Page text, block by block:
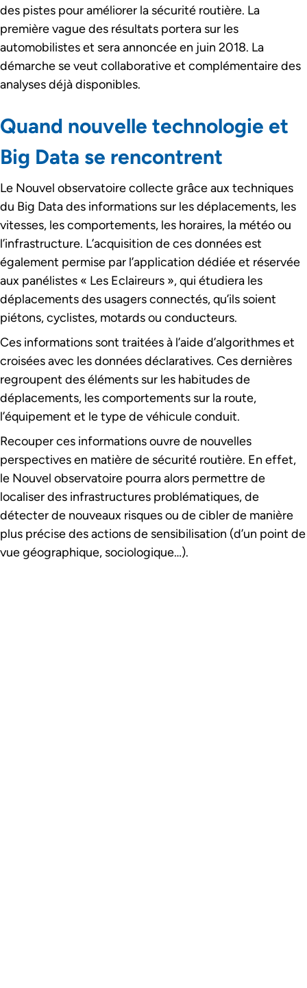
des pistes pour améliorer la sécurité routière. La
première vague des résultats portera sur les
automobilistes et sera annoncée en juin 2018. La
démarche se veut collaborative et complémentaire des
analyses déjà disponibles.
Quand nouvelle technologie et
Big Data se rencontrent
Le Nouvel observatoire collecte grâce aux techniques
du Big Data des informations sur les déplacements, les
vitesses, les comportements, les horaires, la météo ou
l’infrastructure. L’acquisition de ces données est
également permise par l’application dédiée et réservée
aux panélistes « Les Eclaireurs », qui étudiera les
déplacements des usagers connectés, qu’ils soient
piétons, cyclistes, motards ou conducteurs.
Ces informations sont traitées à l’aide d’algorithmes et
croisées avec les données déclaratives. Ces dernières
regroupent des éléments sur les habitudes de
déplacements, les comportements sur la route,
l’équipement et le type de véhicule conduit.
Recouper ces informations ouvre de nouvelles
perspectives en matière de sécurité routière. En effet,
le Nouvel observatoire pourra alors permettre de
localiser des infrastructures problématiques, de
détecter de nouveaux risques ou de cibler de manière
plus précise des actions de sensibilisation (d’un point de
vue géographique, sociologique…).